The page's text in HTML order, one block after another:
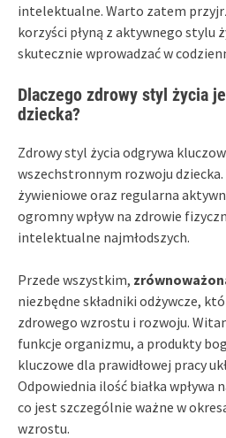
intelektualne. Warto zatem
korzyści płyną z aktywnego stylu
skutecznie wprowadzać w
Dlaczego zdrowy styl życia
dziecka?
Zdrowy styl życia odgrywa
wszechstronnym rozwoju dziecka.
żywieniowe oraz regularna
ogromny wpływ na zdrowie
intelektualne najmłodszych.
Przede wszystkim,
niezbędne składniki odżywcze,
zdrowego wzrostu i rozwoju.
funkcje organizmu, a produkty
kluczowe dla prawidłowej pracy
Odpowiednia ilość białka wpływa
co jest szczególnie ważne w
wzrostu.